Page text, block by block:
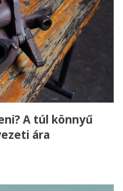
A túl könnyű
ára